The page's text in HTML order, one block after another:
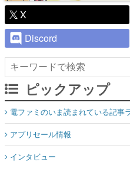
X
Discord
ピックアップ
電ファミのいま読まれている記事
アプリセール情報
インタビュー